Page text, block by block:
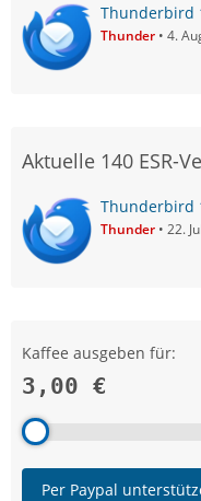
Thunderbird
Thunder 4.
Aktuelle 140 ESR-
Thunderbird
Thunder 22.
Kaffee ausgeben für:
3,00 €
Per Paypal